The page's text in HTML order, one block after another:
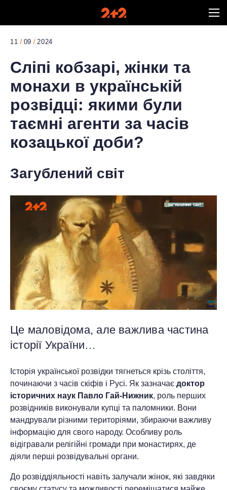
11 09 2024
Сліпі кобзарі, жінки та
монахи в українській
розвідці: якими були
таємні агенти за часів
козацької доби?
Загублений світ
Це маловідома, але важлива частина
історії України…
Історія української розвідки тягнеться крізь століття,
починаючи з часів скіфів і Русі. Як зазначає доктор
історичних наук Павло Гай-Нижник, роль перших
розвідників виконували купці та паломники. Вони
мандрували різними територіями, збираючи важливу
інформацію для свого народу. Особливу роль
відігравали релігійні громади при монастирях, де
діяли перші розвідувальні органи.
До розвіддіяльності навіть залучали жінок, які завдяки